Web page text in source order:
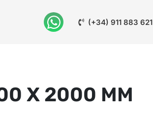
(+34) 911 883 621
X 2000 MM